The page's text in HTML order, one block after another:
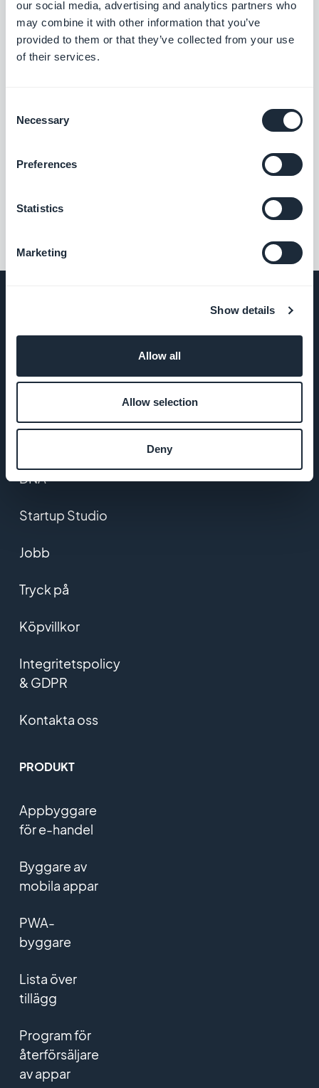
our social media, advertising and analytics partners who
may combine it with other information that you’ve
provided to them or that they’ve collected from your use
of their services.
Selection
Necessary
Preferences
Statistics
Marketing
Show details
Allow all
Allow selection
Deny
Googles webbplatskarta och
Search Console
Med Zapier-tillägget har du möjlighet att
andra onlinetjänster. Det är det perfekta
tillägget för att ställa in automatiseringar
Om oss
Fantastiskt stöd
DNA
Startup Studio
Jobb
Tryck på
Köpvillkor
Integritetspolicy
& GDPR
Kontakta oss
PRODUKT
Appbyggare
för e-handel
Byggare av
mobila appar
PWA-
byggare
Lista över
tillägg
Program för
återförsäljare
av appar